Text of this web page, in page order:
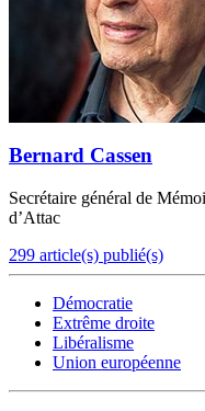
Bernard Cassen
Secrétaire général de
d’Attac
299 article(s) publié(s)
Démocratie
Extrême droite
Libéralisme
Union européenne